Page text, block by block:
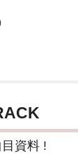
資料 !